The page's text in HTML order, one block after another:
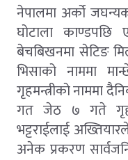
नेपालमा अर्को
घोटाला काण्डपछि
बेचबिखनमा सेटिङ
भिसाको नाममा
गृहमन्त्रीको नाममा
गत जेठ ७ गते
भट्टराईलाई
अनेक प्रकरण